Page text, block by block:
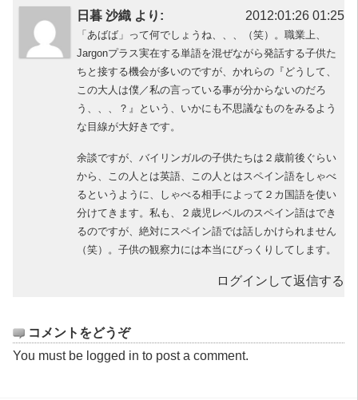
日暮 沙織 より: 2012:01:26 01:25
「あばば」って何でしょうね、、、（笑）。職業上、
Jargonプラス実在する単語を混ぜながら発話する子供た
ちと接する機会が多いのですが、かれらの『どうして、
この大人は僕／私の言っている事が分からないのだろ
う、、、？』という、いかにも不思議なものをみるよう
な目線が大好きです。
余談ですが、バイリンガルの子供たちは２歳前後ぐらい
から、この人とは英語、この人とはスペイン語をしゃべ
るというように、しゃべる相手によって２カ国語を使い
分けてきます。私も、２歳児レベルのスペイン語はでき
るのですが、絶対にスペイン語では話しかけられません
（笑）。子供の観察力には本当にびっくりしてします。
ログインして返信する
コメントをどうぞ
You must be logged in to post a comment.